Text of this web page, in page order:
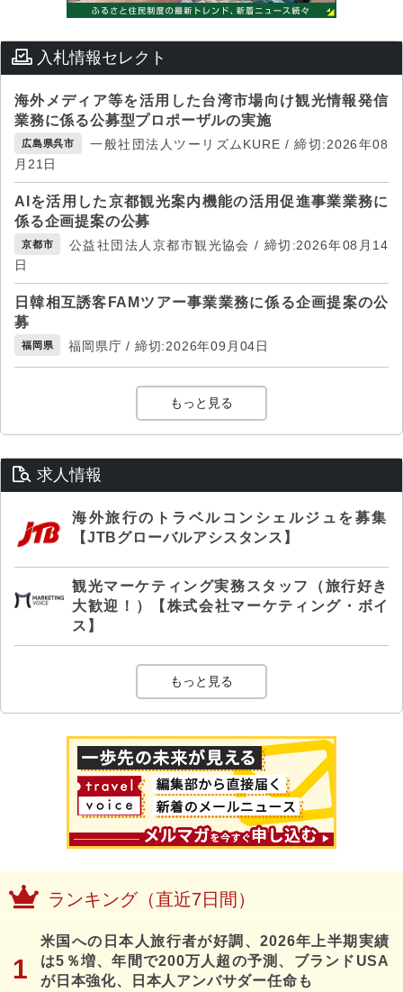
入札情報セレクト
海外メディア等を活用した台湾市場向け観光情報発信
業務に係る公募型プロポーザルの実施
広島県呉市
一般社団法人ツーリズムKURE / 締切:2026年08
月21日
AIを活用した京都観光案内機能の活用促進事業業務に
係る企画提案の公募
京都市
公益社団法人京都市観光協会 / 締切:2026年08月14
日
日韓相互誘客FAMツアー事業業務に係る企画提案の公
募
福岡県 福岡県庁 / 締切:2026年09月04日
もっと見る
求人情報
海外旅行のトラベルコンシェルジュを募集
【JTBグローバルアシスタンス】
観光マーケティング実務スタッフ（旅行好き
大歓迎！）【株式会社マーケティング・ボイ
ス】
もっと見る
ランキング（直近7日間）
米国への日本人旅行者が好調、2026年上半期実績
は5％増、年間で200万人超の予測、ブランドUSA
が日本強化、日本人アンバサダー任命も